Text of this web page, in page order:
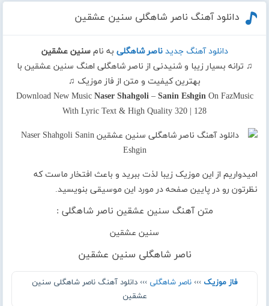
دانلود آهنگ ناصر شاهگلی سنین عشقین
دانلود آهنگ جدید ناصر شاهگلی به نامسنین عشقین
♫ ترانه بسیار زیبا و شنیدنی از ناصر شاهگلی اهنگ سنین عشقین با
بهترین کیفیت و متن از فاز موزیک ♫
Download New Music Naser Shahgoli– Sanin EshginOn FazMusic
With Lyric Text & High Quality 320 | 128
امیدواریم از این موزیک زیبا لذت ببرید و باعث افتخار ماست که
نظرتون رو در پایین صفحه در مورد این موسیقی بنویسید.
متن آهنگ سنین عشقین ناصر شاهگلی :
سنین عشقین
ناصر شاهگلی سنین عشقین
فاز موزیک ›››ناصر شاهگلی ››› دانلود آهنگ ناصر شاهگلی سنین
عشقین